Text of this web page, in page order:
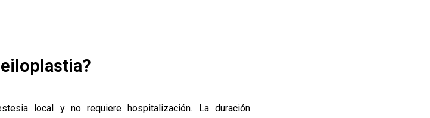
local y no requiere hospitalización. La duración